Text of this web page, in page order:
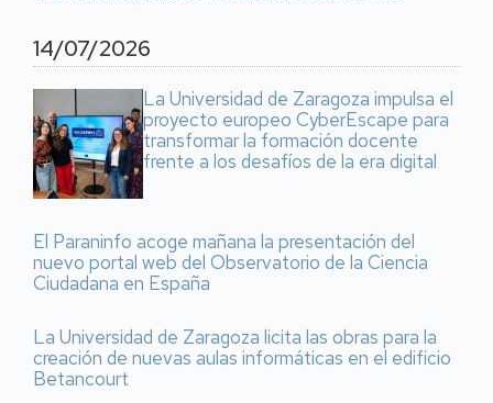
14/07/2026
La Universidad de Zaragoza impulsa el
proyecto europeo CyberEscape para
transformar la formación docente
frente a los desafíos de la era digital
El Paraninfo acoge mañana la presentación del
nuevo portal web del Observatorio de la Ciencia
Ciudadana en España
La Universidad de Zaragoza licita las obras para la
creación de nuevas aulas informáticas en el edificio
Betancourt